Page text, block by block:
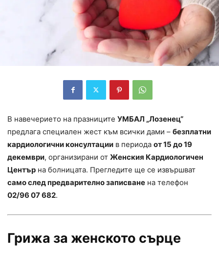
В навечерието на празниците УМБАЛ „Лозенец“
предлага специален жест към всички дами – безплатни
кардиологични консултации в периода от 15 до 19
декември, организирани от Женския Кардиологичен
Център на болницата. Прегледите ще се извършват
само след предварително записване на телефон
02/96 07 682.
Грижа за женското сърце